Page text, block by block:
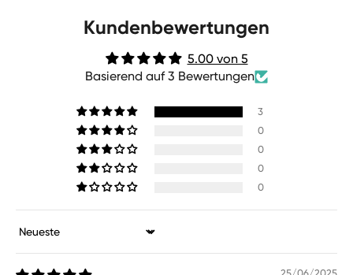
Kundenbewertungen
5.00 von 5
Basierend auf 3 Bewertungen
3
0
0
0
0
Sort by